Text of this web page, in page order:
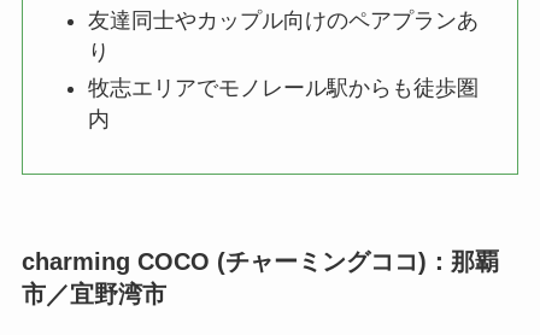
友達同士やカップル向けのペアプランあ
り
牧志エリアでモノレール駅からも徒歩圏
内
charming COCO (チャーミングココ)：那覇
市／宜野湾市